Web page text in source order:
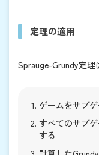
定理の適用
Sprauge-Grundy定理
ゲームをサブ
すべてのサブ
する